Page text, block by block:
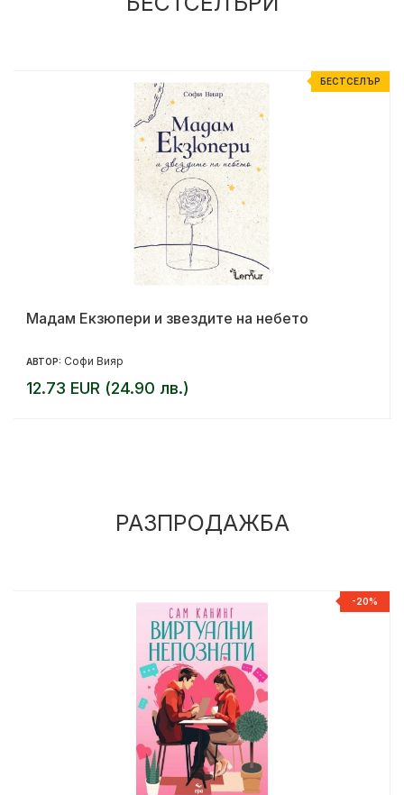
БЕСТСЕЛЪР
Мадам Екзюпери и звездите на небето
АВТОР: Софи Вияр
12.73 EUR (24.90 лв.)
РАЗПРОДАЖБА
-20%